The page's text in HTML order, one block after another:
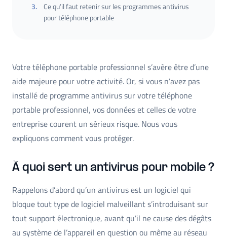
3.
Ce qu’il faut retenir sur les programmes antivirus
pour téléphone portable
Votre téléphone portable professionnel s’avère être d’une
aide majeure pour votre activité. Or, si vous n’avez pas
installé de programme antivirus sur votre téléphone
portable professionnel, vos données et celles de votre
entreprise courent un sérieux risque. Nous vous
expliquons comment vous protéger.
À quoi sert un antivirus pour mobile ?
Rappelons d’abord qu’un antivirus est un logiciel qui
bloque tout type de logiciel malveillant s’introduisant sur
tout support électronique, avant qu’il ne cause des dégâts
au système de l’appareil en question ou même au réseau